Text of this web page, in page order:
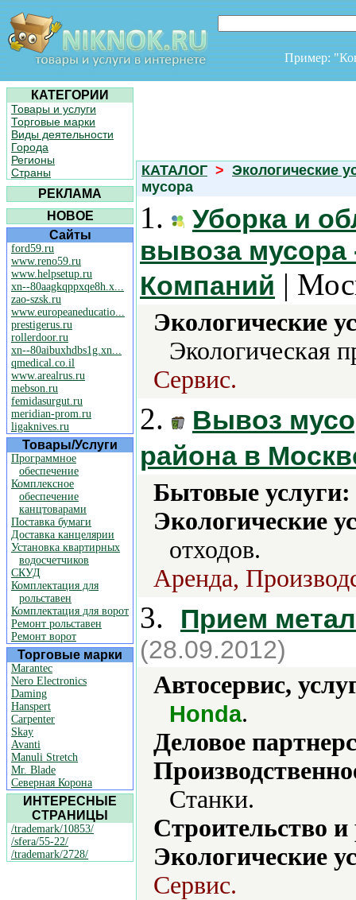
Пример:
КАТЕГОРИИ
Товары и услуги
Торговые марки
Виды деятельности
Города
Регионы
Страны
РЕКЛАМА
НОВОЕ
Сайты
ford59.ru
www.reno59.ru
www.helpsetup.ru
xn--80aagkqppxqe8h.x...
zao-szsk.ru
www.europeaneducatio...
prestigerus.ru
rollerdoor.ru
xn--80aibuxhdbs1g.xn...
qmedical.co.il
www.arealrus.ru
mebson.ru
femidasurgut.ru
meridian-prom.ru
ligaknives.ru
Товары/Услуги
Программное
обеспечение
Комплексное
обеспечение
канцтоварами
Поставка бумаги
Доставка канцелярии
Установка квартирных
водосчетчиков
СКУД
Комплектация для
рольставен
Комплектация для ворот
Ремонт рольставен
Ремонт ворот
Торговые марки
Marantec
Nero Electronics
Daming
Hanspert
Carpenter
Skay
Avanti
Manuli Stretch
Mr. Blade
Северная Корона
ИНТЕРЕСНЫЕ
СТРАНИЦЫ
/trademark/10853/
/sfera/55-22/
/trademark/2728/
КАТАЛОГ > Экологические
мусора
1.
Уборка и
вывоза мусора
Компаний |
Экологические
Экологическая
Сервис.
2.
Вывоз
района в
Бытовые услуги:
Экологические
отходов.
Аренда,
3. Прием
(28.09.2012)
Автосервис,
Honda.
Деловое
Станки.
Строительство
Экологические
Сервис.